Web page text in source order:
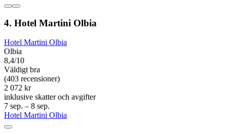
4. Hotel Martini Olbia
Hotel Martini Olbia
Olbia
8,4/10
Väldigt bra
(403 recensioner)
2 072 kr
inklusive skatter och avgifter
7 sep. – 8 sep.
Hotel Martini Olbia